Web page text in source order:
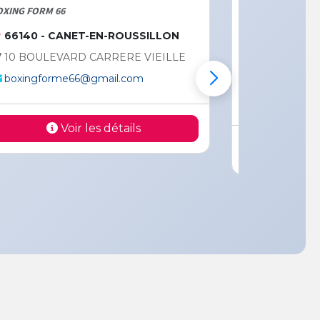
FORM 66
- CANET-EN-ROUSSILLON
BOULEVARD CARRERE VIEILLE
Voir les détails